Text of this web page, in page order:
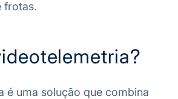
frotas.
é uma solução que combina